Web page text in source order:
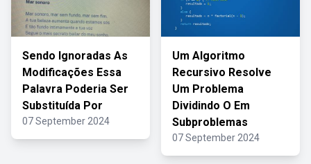
Sendo Ignoradas As
Modificações Essa
Palavra Poderia Ser
Substituída Por
07 September 2024
Um Algoritmo
Recursivo Resolve
Um Problema
Dividindo O Em
Subproblemas
07 September 2024